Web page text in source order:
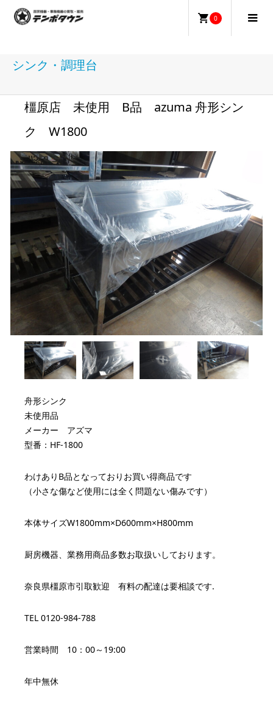
0
シンク・調理台
橿原店 未使用 B品 azuma 舟形シン
ク W1800
舟形シンク
未使用品
メーカー アズマ
型番：HF-1800
わけありB品となっておりお買い得商品です
（小さな傷など使用には全く問題ない傷みです）
本体サイズW1800mm×D600mm×H800mm
厨房機器、業務用商品多数お取扱いしております。
奈良県橿原市引取歓迎 有料の配達は要相談です.
TEL 0120-984-788
営業時間 10：00～19:00
年中無休